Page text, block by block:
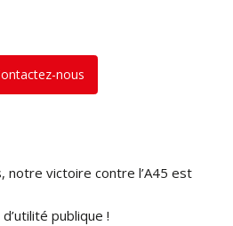
nous
notre victoire contre l’A45 est
publique !